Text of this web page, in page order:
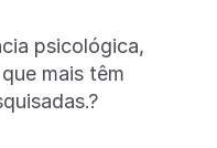
psicológica,
mais têm